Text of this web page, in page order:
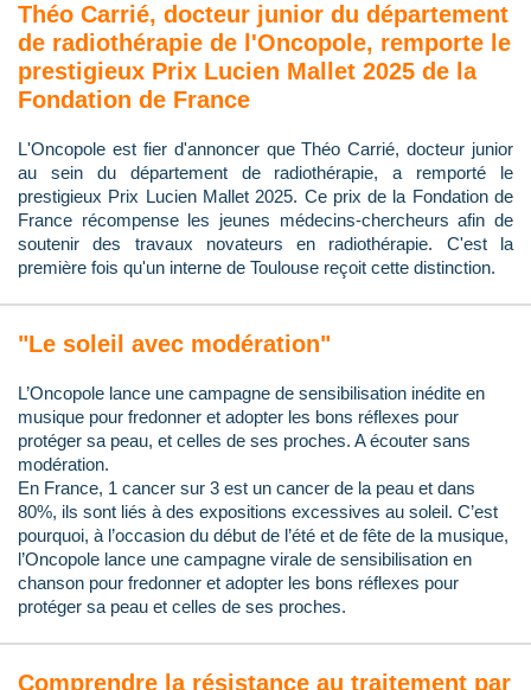
Théo Carrié, docteur junior du département
de radiothérapie de l'Oncopole, remporte le
prestigieux Prix Lucien Mallet 2025 de la
Fondation de France
L'Oncopole est fier d'annoncer que Théo Carrié, docteur junior
au sein du département de radiothérapie, a remporté le
prestigieux Prix Lucien Mallet 2025. Ce prix de la Fondation de
France récompense les jeunes médecins-chercheurs afin de
soutenir des travaux novateurs en radiothérapie. C'est la
première fois qu'un interne de Toulouse reçoit cette distinction.
"Le soleil avec modération"
L’Oncopole lance une campagne de sensibilisation inédite en
musique pour fredonner et adopter les bons réflexes pour
protéger sa peau, et celles de ses proches. A écouter sans
modération.
En France, 1 cancer sur 3 est un cancer de la peau et dans
80%, ils sont liés à des expositions excessives au soleil. C’est
pourquoi, à l’occasion du début de l’été et de fête de la musique,
l’Oncopole lance une campagne virale de sensibilisation en
chanson pour fredonner et adopter les bons réflexes pour
protéger sa peau et celles de ses proches.
Comprendre la résistance au traitement par